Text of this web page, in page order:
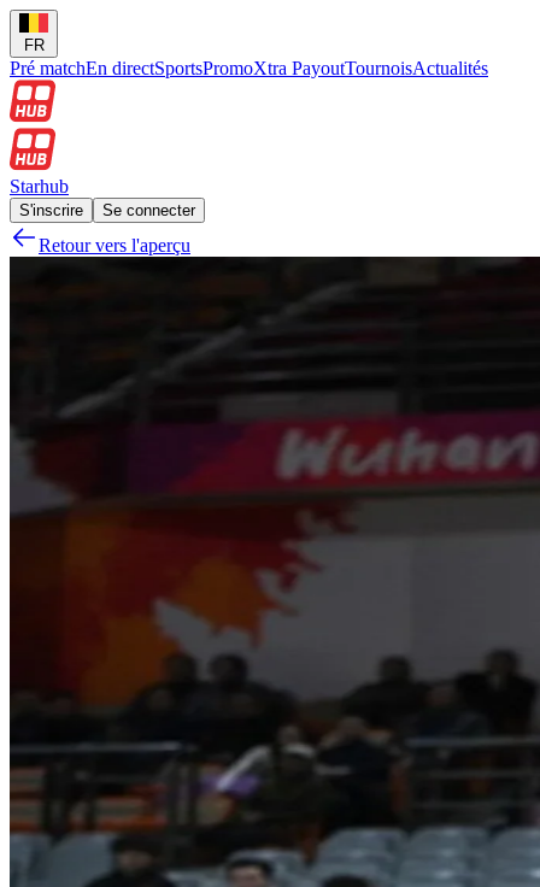
FR
Pré matchEn directSportsPromoXtra PayoutTournoisActualités
Starhub
S'inscrire Se connecter
Retour vers l'aperçu